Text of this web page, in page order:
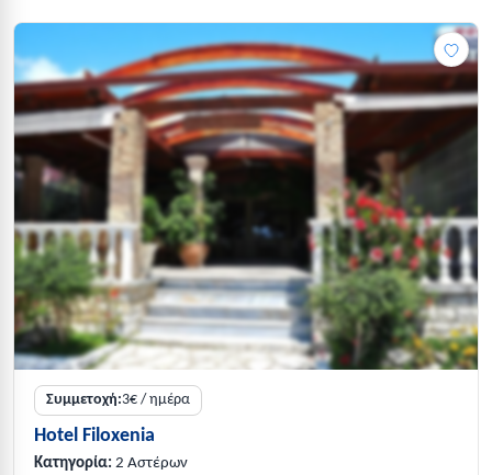
Συμμετοχή:3€ / ημέρα
Hotel Filoxenia
Κατηγορία: 2 Αστέρων